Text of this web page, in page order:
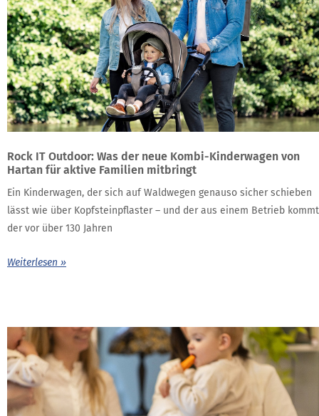
Rock IT Outdoor: Was der neue Kombi-Kinderwagen von
Hartan für aktive Familien mitbringt
Ein Kinderwagen, der sich auf Waldwegen genauso sicher schieben
lässt wie über Kopfsteinpflaster – und der aus einem Betrieb
der vor über 130 Jahren
Weiterlesen »